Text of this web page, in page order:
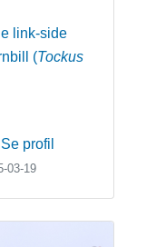
link-side
(Tockus
Se profil
03-19